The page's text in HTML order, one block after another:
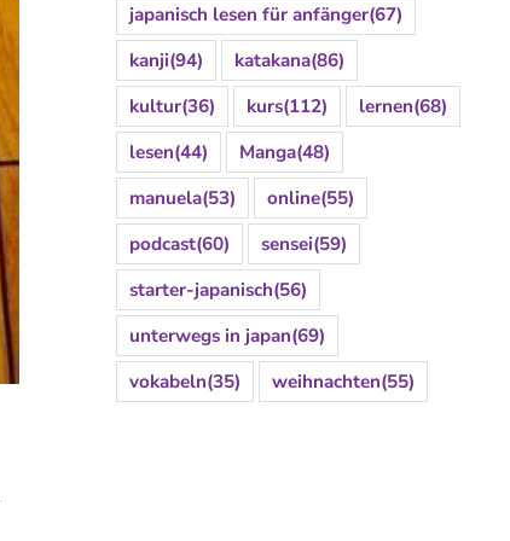
japanisch lesen für anfänger(67)
kanji(94) katakana(86)
kultur(36) kurs(112) lernen(68)
lesen(44) Manga(48)
manuela(53) online(55)
podcast(60) sensei(59)
starter-japanisch(56)
unterwegs in japan(69)
vokabeln(35) weihnachten(55)